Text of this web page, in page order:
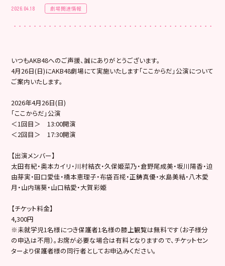
2026.04.18 劇場関連情報
いつもAKB48へのご声援、誠にありがとうございます。
4月26日(日)にAKB48劇場にて実施いたします「ここからだ」公演について
ご案内いたします。
2026年4月26日(日)
「ここからだ」公演
＜1回目＞ 13:00開演
＜2回目＞ 17:30開演
【出演メンバー】
太田有紀・奥本カイリ・川村結衣・久保姫菜乃・倉野尾成美・坂川陽香・迫
由芽実・田口愛佳・橋本恵理子・布袋百椛・正鋳真優・水島美結・八木愛
月・山内瑞葵・山口結愛・大賀彩姫
【チケット料金】
4,300円
※未就学児1名様につき保護者1名様の膝上観覧は無料です（お子様分
の申込は不用）。お席が必要な場合は有料となりますので、チケットセン
ターより保護者様の同行者としてお申込みください。